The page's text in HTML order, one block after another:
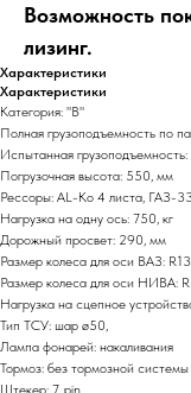
Возможность
лизинг.
Характеристики
Характеристики
Категория: "В"
Полная грузоподъемность по
Испытанная
Погрузочная высота: 550, мм
Рессоры: AL-Ko 4 листа, ГАЗ-
Нагрузка на одну ось: 750, кг
Дорожный просвет: 290, мм
Размер колеса для оси ВАЗ:
Размер колеса для оси НИВА:
Нагрузка на сцепное
Тип ТСУ: шар ø50,
Лампа фонарей: накаливания
Тормоз: без тормозной системы
Штекер: 7, pin